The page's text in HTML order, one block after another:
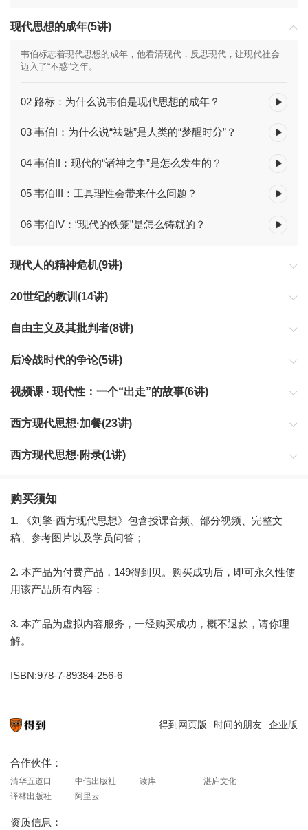
现代思想的成年(5讲)
韦伯标志着现代思想的成年，他看清现代，反思现代，让现代社会
迈入了“不惑”之年。
02 路标：为什么说韦伯是现代思想的成年？
03 韦伯I：为什么说“祛魅”是人类的“梦醒时分”？
04 韦伯II：现代的“诸神之争”是怎么发生的？
05 韦伯III：工具理性会带来什么问题？
06 韦伯IV：“现代的铁笼”是怎么铸就的？
现代人的精神危机(9讲)
信仰问题就像一个幽灵，总会在某个时刻与你不期而遇。
20世纪的教训(14讲)
20世纪的灾难是“文明时代”的野蛮，是“理性时代”的疯狂，出乎意
料、不可思议。
自由主义及其批判者(8讲)
我们应当怎样生活在一起？
后冷战时代的争论(5讲)
冷战结束了，未来会怎样？
视频课 · 现代性：一个“出走”的故事(6讲)
人类步入现代，就是在宏观、中观和微观的层面上，演绎了一个出
走的故事。
西方现代思想·加餐(23讲)
课程结束，学习不会结束。
西方现代思想·附录(1讲)
购买须知
1. 《刘擎·西方现代思想》包含授课音频、部分视频、完整文
稿、参考图片以及学员问答；
2. 本产品为付费产品，149得到贝。购买成功后，即可永久性使
用该产品所有内容；
3. 本产品为虚拟内容服务，一经购买成功，概不退款，请你理
解。
ISBN:978-7-89384-256-6
得到网页版 时间的朋友 企业版
合作伙伴：
清华五道口 中信出版社 读库
湛庐文化
译林出版社
阿里云
资质信息：